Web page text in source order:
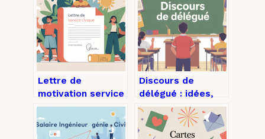
Lettre de
motivation service
civique :
exemples,
conseils et
Discours de
délégué : idées,
structure et
exemples pour
marquer les